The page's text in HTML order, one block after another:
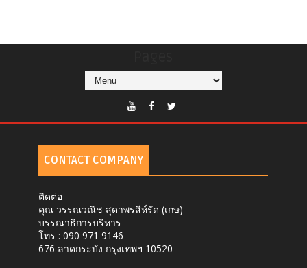
CONTACT COMPANY
ติดต่อ
คุณ วรรณวณิช สุดาพรสีห์รัด (เกษ)
บรรณาธิการบริหาร
โทร : 090 971 9146
676 ลาดกระบัง กรุงเทพฯ 10520